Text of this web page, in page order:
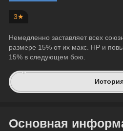
3★
Немедленно заставляет всех
размере 15% от их макс. HP и
15% в следующем бою.
Основная